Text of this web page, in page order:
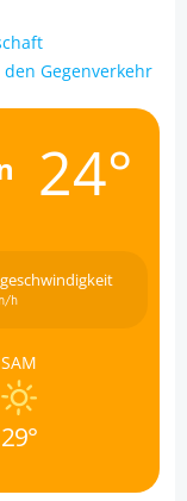
Gegenverkehr
24°
h
SAM
29°